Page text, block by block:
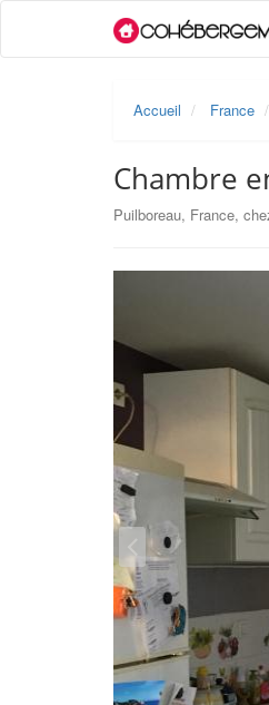
Accueil France
Chambre
Puilboreau, France,